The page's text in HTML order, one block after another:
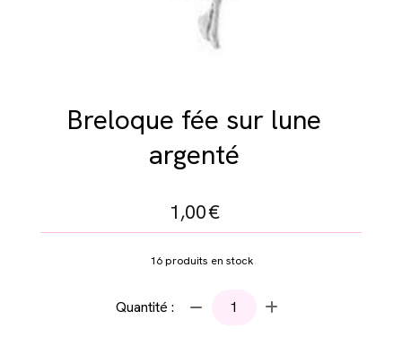
Breloque fée sur lune
argenté
1,00€
16produits en stock
Quantité :